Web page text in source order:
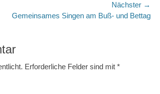
Nächster →
Nächster
Gemeinsames Singen am Buß- und Bettag
Erforderliche Felder sind mit *